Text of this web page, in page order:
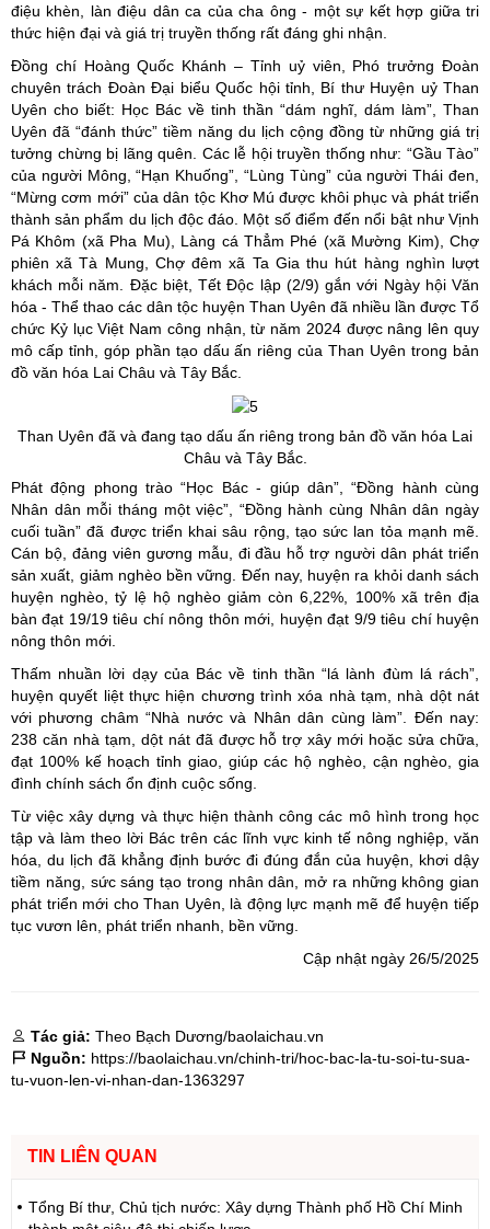
điệu khèn, làn điệu dân ca của cha ông - một sự kết hợp giữa tri
thức hiện đại và giá trị truyền thống rất đáng ghi nhận.
Đồng chí Hoàng Quốc Khánh – Tỉnh uỷ viên, Phó trưởng Đoàn
chuyên trách Đoàn Đại biểu Quốc hội tỉnh, Bí thư Huyện uỷ Than
Uyên cho biết: Học Bác về tinh thần “dám nghĩ, dám làm”, Than
Uyên đã “đánh thức” tiềm năng du lịch cộng đồng từ những giá trị
tưởng chừng bị lãng quên. Các lễ hội truyền thống như: “Gầu Tào”
của người Mông, “Hạn Khuống”, “Lùng Tùng” của người Thái đen,
“Mừng cơm mới” của dân tộc Khơ Mú được khôi phục và phát triển
thành sản phẩm du lịch độc đáo. Một số điểm đến nổi bật như Vịnh
Pá Khôm (xã Pha Mu), Làng cá Thẳm Phé (xã Mường Kim), Chợ
phiên xã Tà Mung, Chợ đêm xã Ta Gia thu hút hàng nghìn lượt
khách mỗi năm. Đặc biệt, Tết Độc lập (2/9) gắn với Ngày hội Văn
hóa - Thể thao các dân tộc huyện Than Uyên đã nhiều lần được Tổ
chức Kỷ lục Việt Nam công nhận, từ năm 2024 được nâng lên quy
mô cấp tỉnh, góp phần tạo dấu ấn riêng của Than Uyên trong bản
đồ văn hóa Lai Châu và Tây Bắc.
Than Uyên đã và đang tạo dấu ấn riêng trong bản đồ văn hóa Lai
Châu và Tây Bắc.
Phát động phong trào “Học Bác - giúp dân”, “Đồng hành cùng
Nhân dân mỗi tháng một việc”, “Đồng hành cùng Nhân dân ngày
cuối tuần” đã được triển khai sâu rộng, tạo sức lan tỏa mạnh mẽ.
Cán bộ, đảng viên gương mẫu, đi đầu hỗ trợ người dân phát triển
sản xuất, giảm nghèo bền vững. Đến nay, huyện ra khỏi danh sách
huyện nghèo, tỷ lệ hộ nghèo giảm còn 6,22%, 100% xã trên địa
bàn đạt 19/19 tiêu chí nông thôn mới, huyện đạt 9/9 tiêu chí huyện
nông thôn mới.
Thấm nhuần lời dạy của Bác về tinh thần “lá lành đùm lá rách”,
huyện quyết liệt thực hiện chương trình xóa nhà tạm, nhà dột nát
với phương châm “Nhà nước và Nhân dân cùng làm”. Đến nay:
238 căn nhà tạm, dột nát đã được hỗ trợ xây mới hoặc sửa chữa,
đạt 100% kế hoạch tỉnh giao, giúp các hộ nghèo, cận nghèo, gia
đình chính sách ổn định cuộc sống.
Từ việc xây dựng và thực hiện thành công các mô hình trong học
tập và làm theo lời Bác trên các lĩnh vực kinh tế nông nghiệp, văn
hóa, du lịch đã khẳng định bước đi đúng đắn của huyện, khơi dậy
tiềm năng, sức sáng tạo trong nhân dân, mở ra những không gian
phát triển mới cho Than Uyên, là động lực mạnh mẽ để huyện tiếp
tục vươn lên, phát triển nhanh, bền vững.
Cập nhật ngày 26/5/2025
Tác giả: Theo Bạch Dương/baolaichau.vn
Nguồn: https://baolaichau.vn/chinh-tri/hoc-bac-la-tu-soi-tu-sua-
tu-vuon-len-vi-nhan-dan-1363297
TIN LIÊN QUAN
Tổng Bí thư, Chủ tịch nước: Xây dựng Thành phố Hồ Chí Minh